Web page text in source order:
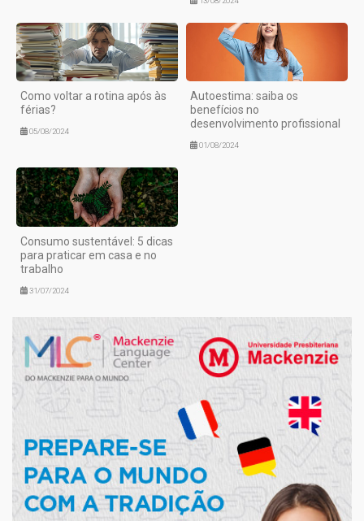
Como voltar a rotina após às
férias?
05/08/2024
Autoestima: saiba os
benefícios no
desenvolvimento profissional
01/08/2024
Consumo sustentável: 5 dicas
para praticar em casa e no
trabalho
31/07/2024